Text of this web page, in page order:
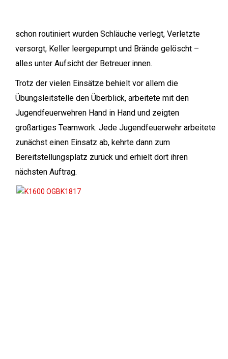
schon routiniert wurden Schläuche verlegt, Verletzte
versorgt, Keller leergepumpt und Brände gelöscht –
alles unter Aufsicht der Betreuer:innen.
Trotz der vielen Einsätze behielt vor allem die
Übungsleitstelle den Überblick, arbeitete mit den
Jugendfeuerwehren Hand in Hand und zeigten
großartiges Teamwork. Jede Jugendfeuerwehr arbeitete
zunächst einen Einsatz ab, kehrte dann zum
Bereitstellungsplatz zurück und erhielt dort ihren
nächsten Auftrag.